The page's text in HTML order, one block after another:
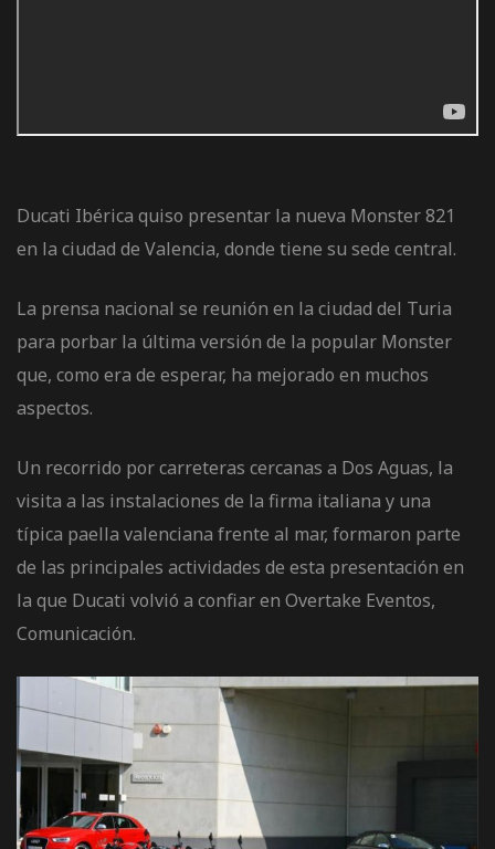
Ducati Ibérica quiso presentar la nueva Monster 821
en la ciudad de Valencia, donde tiene su sede central.
La prensa nacional se reunión en la ciudad del Turia
para porbar la última versión de la popular Monster
que, como era de esperar, ha mejorado en muchos
aspectos.
Un recorrido por carreteras cercanas a Dos Aguas, la
visita a las instalaciones de la firma italiana y una
típica paella valenciana frente al mar, formaron parte
de las principales actividades de esta presentación en
la que Ducati volvió a confiar en Overtake Eventos,
Comunicación.
Ruta